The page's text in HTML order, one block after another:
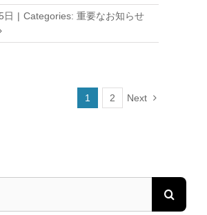
日 | Categories: 重要なお知らせ
1 2 Next